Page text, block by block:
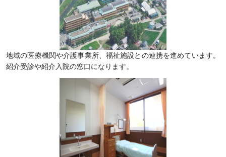
地域の医療機関や介護事業所、福祉施設との連携を進めています。
紹介受診や紹介入院の窓口になります。